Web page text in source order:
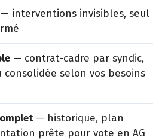
— interventions invisibles, seul
— contrat-cadre par syndic,
selon vos besoins
— historique, plan
prête pour vote en AG